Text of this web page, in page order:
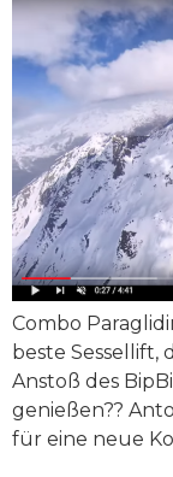
Combo
beste Sessellift,
Anstoß des
genießen??
für eine neue